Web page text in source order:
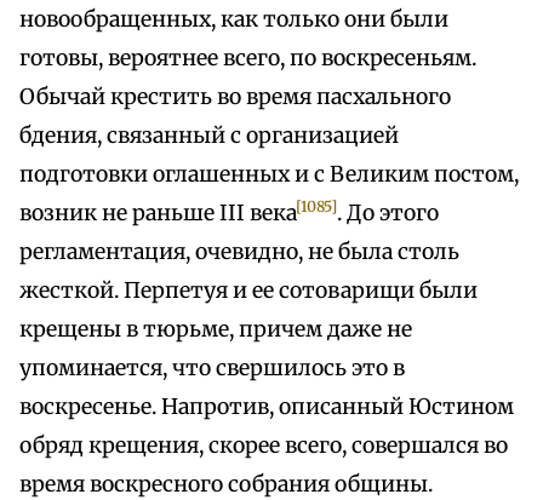
новообращенных, как только они были
готовы, вероятнее всего, по воскресеньям.
Обычай крестить во время пасхального
бдения, связанный с организацией
подготовки оглашенных и с Великим постом,
возник не раньше III века[1085]. До этого
регламентация, очевидно, не была столь
жесткой. Перпетуя и ее сотоварищи были
крещены в тюрьме, причем даже не
упоминается, что свершилось это в
воскресенье. Напротив, описанный Юстином
обряд крещения, скорее всего, совершался во
время воскресного собрания общины.